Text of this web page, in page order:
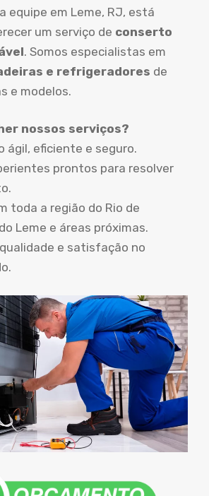
equipe em Leme, RJ, está
um serviço de conserto
. Somos especialistas em
e refrigeradores de
e modelos.
nossos serviços?
ágil, eficiente e seguro.
prontos para resolver
toda a região do Rio de
Leme e áreas próximas.
e satisfação no